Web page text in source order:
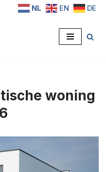
NL EN DE
woning